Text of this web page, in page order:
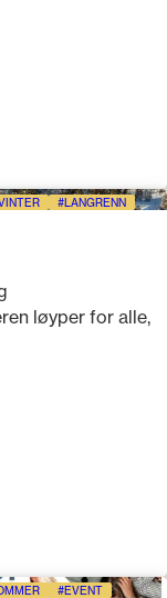
LANGRENN
løyper for alle,
EVENT